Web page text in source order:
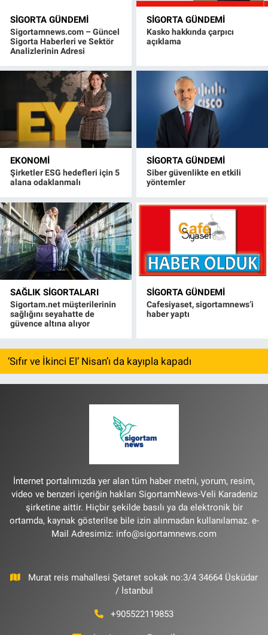
SIGORTA GÜNDEMI
Sigortamnews.com – Güncel
Sigorta Haberleri ve Sektör
Analizlerinin Adresi
SIGORTA GÜNDEMI
Kasko hakkında çarpıcı
açıklama
EKONOMI
Şirketler ESG hedefleri için 5
alana odaklanmalı
SIGORTA GÜNDEMI
Siber güvenlikte en etkili
yöntemler
SAĞLIK SIGORTALARI
Sigortam.net müşterilerinin
sağlığını seyahatte de
güvence altına alıyor
SIGORTA GÜNDEMI
Cafesiyaset, sigortamnews’i
haber yaptı
‘Sıfır ve İkinci El’ Nisan’ı da kayıpla kapadı
İnternet portalımızda yer alan tüm haber metni, yorum, resim,
video ve benzeri içeriğin hakları SigortamNews-Veli Karadeniz
şirketine aittir. Hiçbir şekilde basılı ya da elektronik bir
ortamda, kaynak gösterilse bile izin alınmadan kullanılamaz. e-
Mail Adresimiz: info@sigortamnews.com
Murat reis mahallesi Şetaret sokak no:3/4 34664 Üsküdar
/ İstanbul
+905522119853